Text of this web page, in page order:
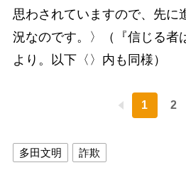
思わされていますので、先に
況なのです。〉（『信じる者
より。以下〈〉内も同様）
1 2
多田文明 詐欺